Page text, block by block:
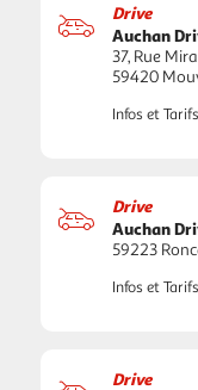
Drive
Auchan
37, Rue
59420
Infos et Tarifs
Drive
Auchan
59223
Infos et Tarifs
Drive